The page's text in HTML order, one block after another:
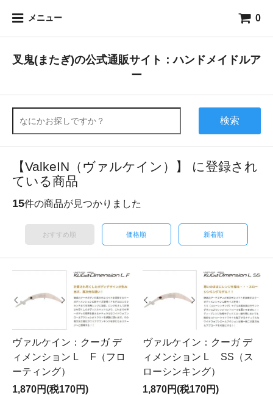
メニュー 0
叉鬼(またぎ)の公式通販サイト：ハンドメイドルア
ー
検索
【ValkeIN（ヴァルケイン）】 に登録され
ている商品
15件の商品が見つかりました
おすすめ順 価格順 新着順
ヴァルケイン：クーガ デ
ィメンション L F（フロ
ーティング）
1,870円(税170円)
ヴァルケイン：クーガ デ
ィメンション L SS（ス
ローシンキング）
1,870円(税170円)